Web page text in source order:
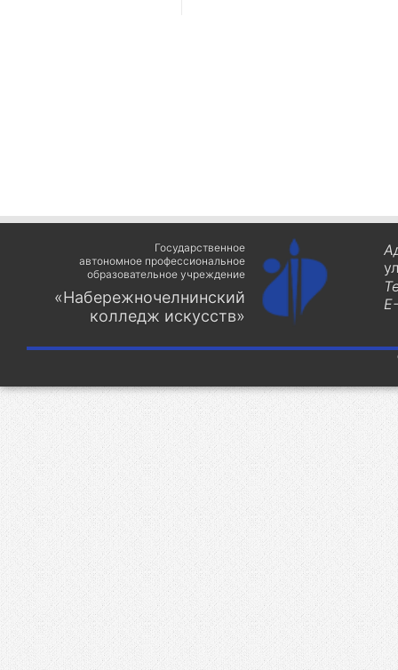
Государственное
автономное профессиональное
образовательное учреждение
«Набережночелнинский
колледж искусств»